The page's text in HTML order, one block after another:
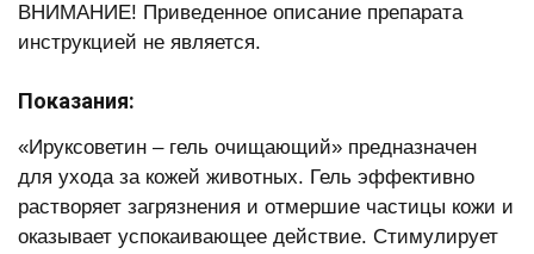
ВНИМАНИЕ! Приведенное описание препарата
инструкцией не является.
Показания:
«Ируксоветин – гель очищающий» предназначен
для ухода за кожей животных. Гель эффективно
растворяет загрязнения и отмершие частицы кожи и
оказывает успокаивающее действие. Стимулирует